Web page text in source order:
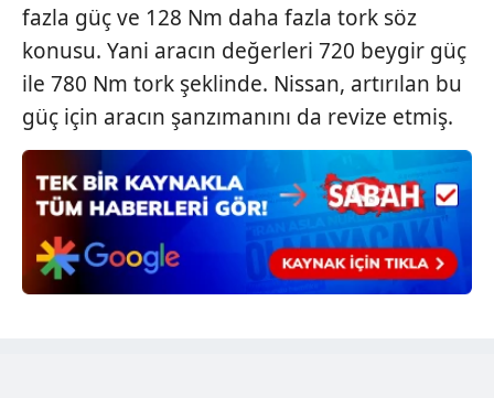
6698 sayılı Kişisel Verilerin Korunması Kanunu uyarınca
hazırlanmış Aydınlatma Metnimizi okumak ve sitemizde
ilgili mevzuata uygun olarak kullanılan çerezlerle ilgili bilgi
almak için lütfentıklayınız.
fazla güç ve 128 Nm daha fazla tork söz
konusu. Yani aracın değerleri 720 beygir güç
ile 780 Nm tork şeklinde. Nissan, artırılan bu
güç için aracın şanzımanını da revize etmiş.